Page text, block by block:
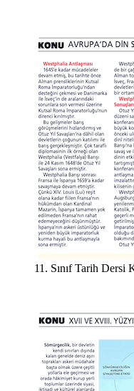
11. Sınıf Tarih Dersi